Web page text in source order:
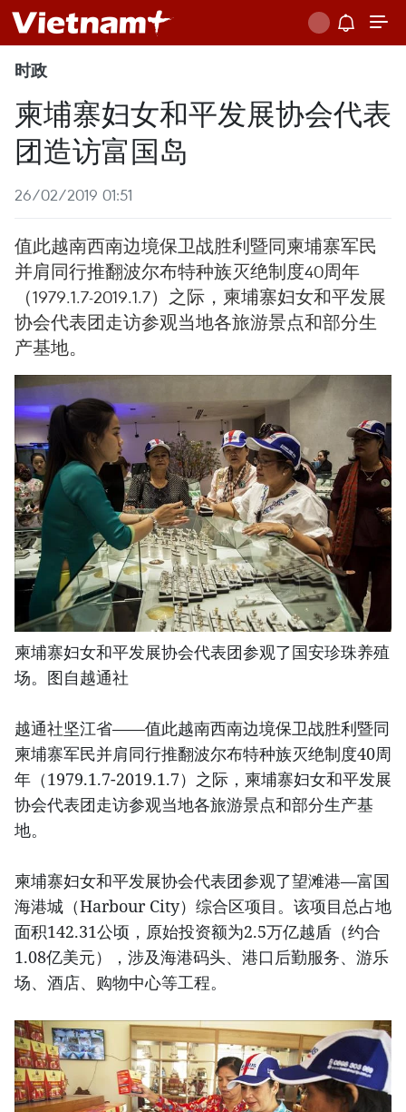
时政
柬埔寨妇女和平发展协会代表
团造访富国岛
26/02/2019 01:51
值此越南西南边境保卫战胜利暨同柬埔寨军民
并肩同行推翻波尔布特种族灭绝制度40周年
（1979.1.7-2019.1.7）之际，柬埔寨妇女和平发展
协会代表团走访参观当地各旅游景点和部分生
产基地。
柬埔寨妇女和平发展协会代表团参观了国安珍珠养殖
场。图自越通社
越通社坚江省——值此越南西南边境保卫战胜利暨同
柬埔寨军民并肩同行推翻波尔布特种族灭绝制度40周
年（1979.1.7-2019.1.7）之际，柬埔寨妇女和平发展
协会代表团走访参观当地各旅游景点和部分生产基
地。
柬埔寨妇女和平发展协会代表团参观了望滩港—富国
海港城（Harbour City）综合区项目。该项目总占地
面积142.31公顷，原始投资额为2.5万亿越盾（约合
1.08亿美元），涉及海港码头、港口后勤服务、游乐
场、酒店、购物中心等工程。